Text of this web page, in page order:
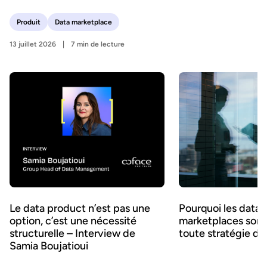
Produit Data marketplace
13 juillet 2026 7 min de lecture
Le data product n’est pas une
option, c’est une nécessité
structurelle – Interview de
Samia Boujatioui
Pourquoi les data
marketplaces
toute stratégie